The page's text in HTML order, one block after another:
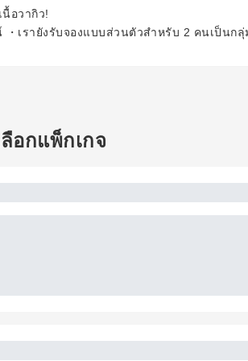
นื้อวากิว!
・เรายังรับจองแบบส่วนตัวสำหรับ 2 คนเป็นกลุ่
อกแพ็กเกจ